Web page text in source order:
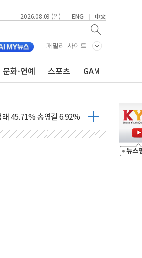
2026.08.09 (일) | ENG | 中文
패밀리 사이트
문화·연예 스포츠 GAM
46.01% vs 鄭 44.53%
vs 鄭 44.40%
정청래 44.40%
46.35% 송영길 5.83%
41.94% 송영길 7.76%
막판 셈법
축
유통업계 양극화 심화
식 참석
해 없어